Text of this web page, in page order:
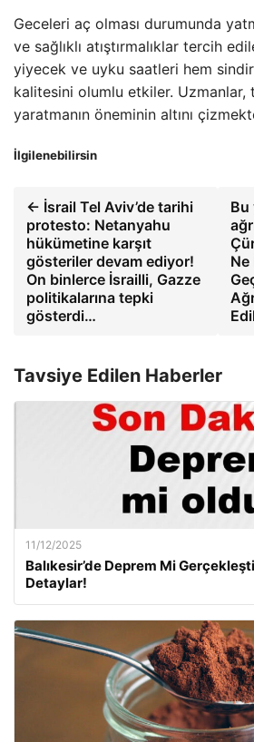
Geceleri aç olması durumunda
ve sağlıklı atıştırmalıklar tercih
yiyecek ve uyku saatleri hem
kalitesini olumlu etkiler. Uzmanlar,
yaratmanın öneminin altını
İlgilenebilirsin
← İsrail Tel Aviv’de tarihi
protesto: Netanyahu
hükümetine karşıt
gösteriler devam ediyor!
On binlerce İsrailli, Gazze
politikalarına tepki
gösterdi…
Bu
Ne
Tavsiye Edilen Haberler
11/12/2025
Balıkesir’de Deprem Mi
Detaylar!